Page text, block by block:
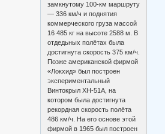
замкнутому 100-км маршруту
— 336 км/ч и поднятия
коммерческого груза массой
16 485 кг на высоте 2588 м. В
отдедьных полётах была
достигнута скорость 375 км/ч.
Позже американской фирмой
«Локхид» был построен
экспериментальный
Винтокрыл ХН-51А, на
котором была достигнута
рекордная скорость полёта
486 км/ч. На его основе этой
фирмой в 1965 был построен